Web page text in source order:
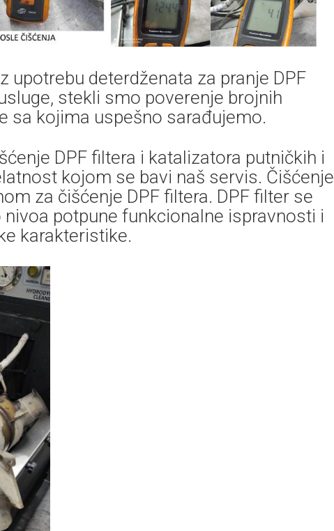
upotrebu deterdženata za pranje DPF
stekli smo poverenje brojnih
sa kojima uspešno sarađujemo.
DPF filtera i katalizatora putničkih i
kojom se bavi naš servis. Čišćenje
za čišćenje DPF filtera. DPF filter se
potpune funkcionalne ispravnosti i
karakteristike.